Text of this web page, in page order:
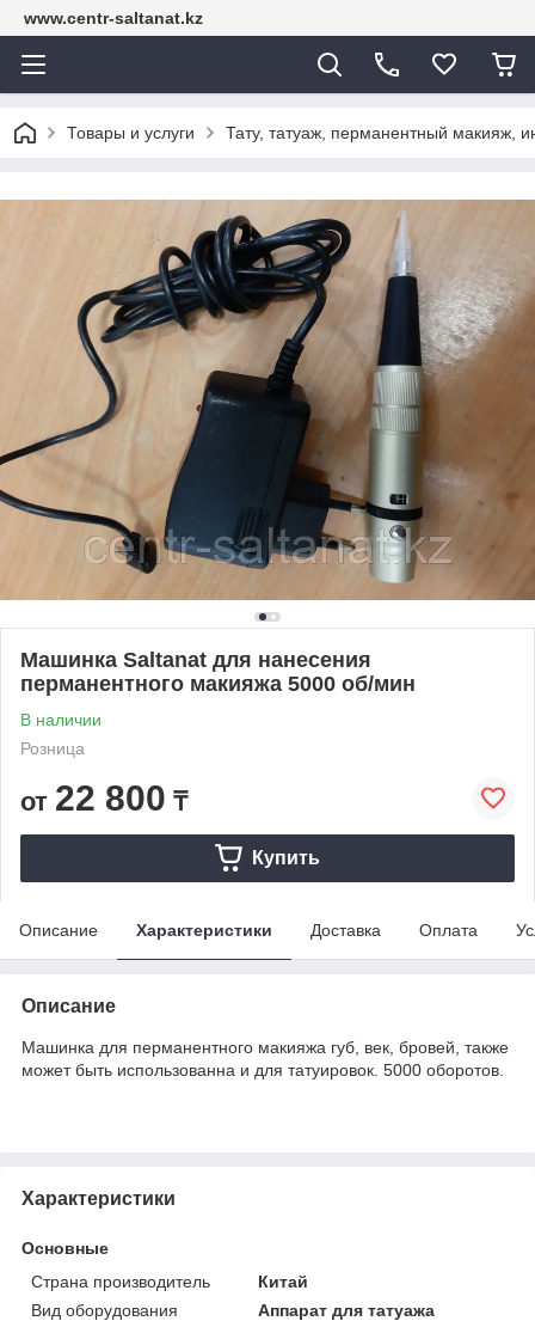
www.centr-saltanat.kz
Товары и услуги Тату, татуаж, перманентный макияж,
Машинка Saltanat для нанесения
перманентного макияжа 5000 об/мин
В наличии
Розница
от 22 800 ₸
Купить
Описание Характеристики Доставка Оплата
Описание
Машинка для перманентного макияжа губ, век, бровей, также
может быть использованна и для татуировок. 5000 оборотов.
Характеристики
Основные
Страна производитель
Китай
Вид оборудования
Аппарат для татуажа